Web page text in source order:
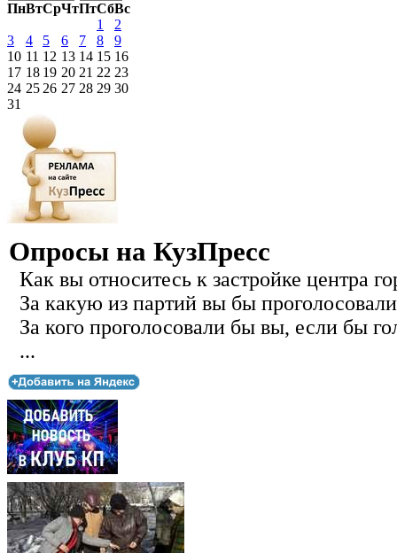
ПнВтСрЧтПтСбВс
1
2
3
4 5 6 7 8
9
10 11 12 13 14 15 16
17 18 19 20 21 22 23
24 25 26 27 28 29 30
31
Опросы на КузПресс
Как вы относитесь к застройке центра
За какую из партий вы бы
За кого проголосовали бы вы, если бы
...